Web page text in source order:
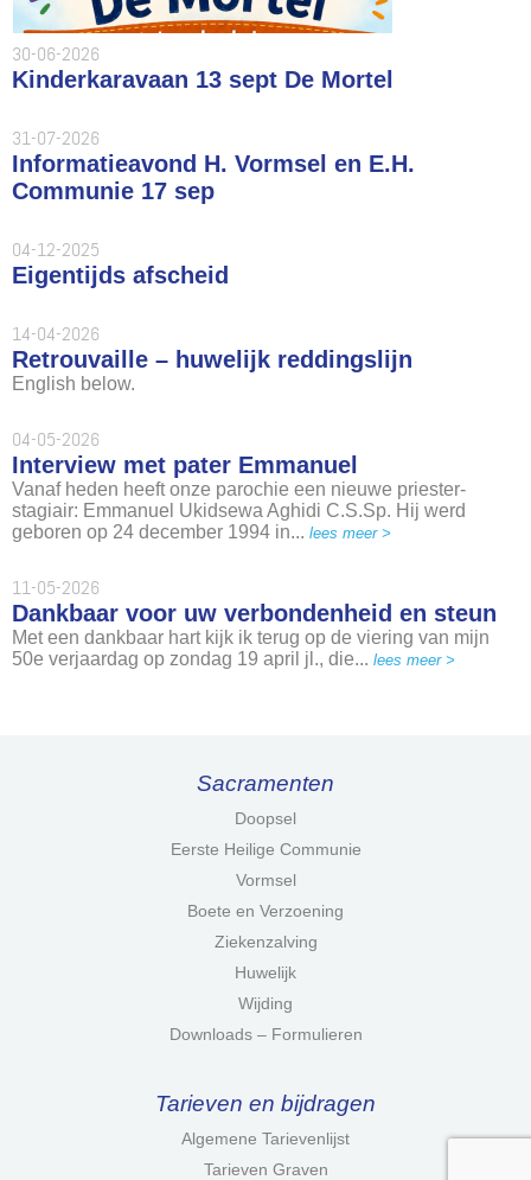
30-06-2026
Kinderkaravaan 13 sept De Mortel
31-07-2026
Informatieavond H. Vormsel en E.H.
Communie 17 sep
04-12-2025
Eigentijds afscheid
14-04-2026
Retrouvaille – huwelijk reddingslijn
English below.
04-05-2026
Interview met pater Emmanuel
Vanaf heden heeft onze parochie een nieuwe priester-
stagiair: Emmanuel Ukidsewa Aghidi C.S.Sp. Hij werd
geboren op 24 december 1994 in... lees meer >
11-05-2026
Dankbaar voor uw verbondenheid en steun
Met een dankbaar hart kijk ik terug op de viering van mijn
50e verjaardag op zondag 19 april jl., die... lees meer >
Sacramenten
Doopsel
Eerste Heilige Communie
Vormsel
Boete en Verzoening
Ziekenzalving
Huwelijk
Wijding
Downloads – Formulieren
Tarieven en bijdragen
Algemene Tarievenlijst
Tarieven Graven